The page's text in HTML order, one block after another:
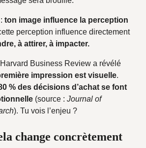
ton image influence la perception
perception influence directement
à attirer, à impacter.
Business Review a révélé
impression est visuelle.
% des décisions d’achat se font
(source : Journal of
). Tu vois l’enjeu ?
change concrètement